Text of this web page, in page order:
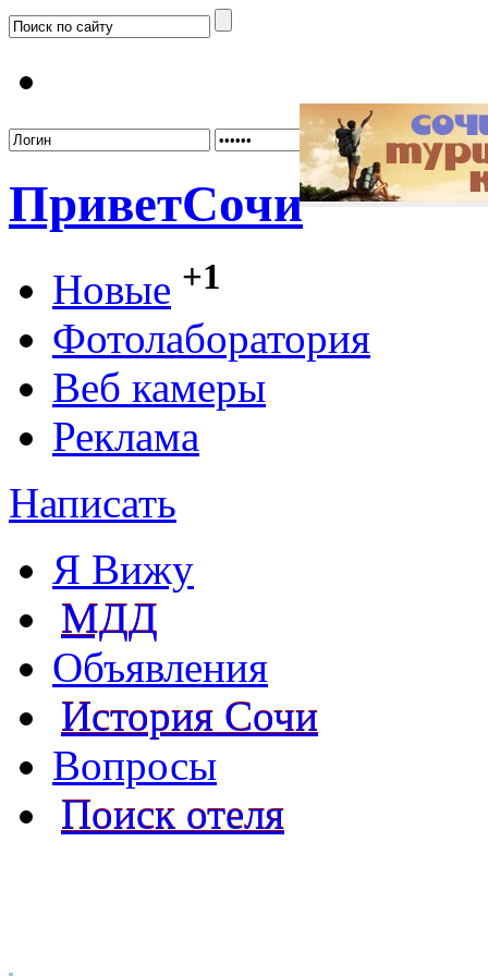
ПриветСочи
Новые +1
Фотолаборатория
Веб камеры
Реклама
Написать
Я Вижу
МДД
Объявления
История Сочи
Вопросы
Поиск отеля